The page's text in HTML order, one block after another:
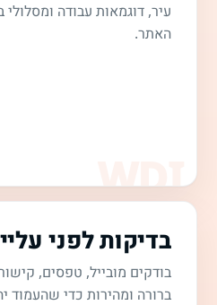
עיר, דוגמאות עבודה ומסלולי
האתר.
בדיקות לפני
בודקים מובייל, טפסים,
ברורה ומהירות כדי שהעמוד